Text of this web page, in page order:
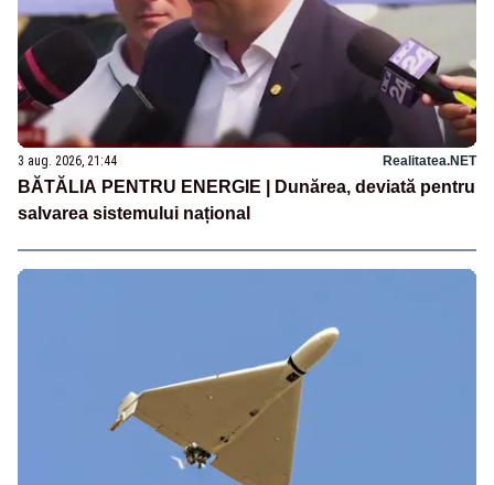
3 aug. 2026, 21:44 Realitatea.NET
BĂTĂLIA PENTRU ENERGIE | Dunărea, deviată pentru
salvarea sistemului național